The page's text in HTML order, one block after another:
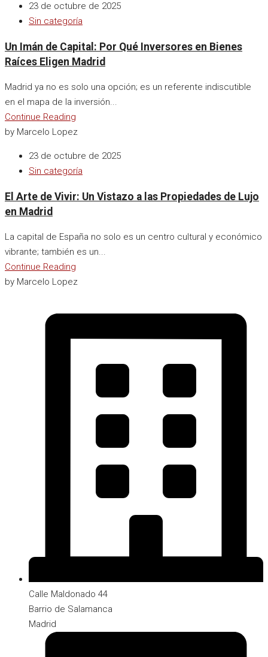
23 de octubre de 2025
Sin categoría
Un Imán de Capital: Por Qué Inversores en Bienes
Raíces Eligen Madrid
Madrid ya no es solo una opción; es un referente indiscutible
en el mapa de la inversión...
Continue Reading
by Marcelo Lopez
23 de octubre de 2025
Sin categoría
El Arte de Vivir: Un Vistazo a las Propiedades de Lujo
en Madrid
La capital de España no solo es un centro cultural y económico
vibrante; también es un...
Continue Reading
by Marcelo Lopez
Calle Maldonado 44
Barrio de Salamanca
Madrid